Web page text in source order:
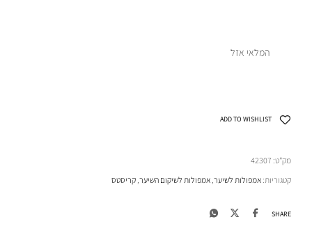
המלאי אזל
ADD TO WISHLIST
מק"ט: 42307
קטגוריות: אמפולות לשיער, אמפולות לשיקום השיער, קריסטס
SHARE